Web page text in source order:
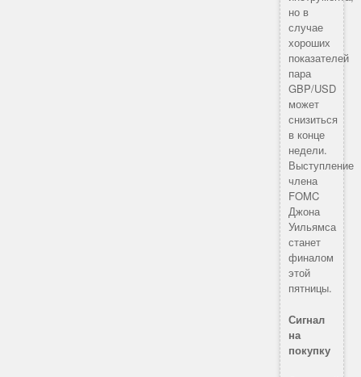
но в
случае
хороших
показателей
пара
GBP/USD
может
снизиться
в конце
недели.
Выступление
члена
FOMC
Джона
Уильямса
станет
финалом
этой
пятницы.
Сигнал
на
покупку